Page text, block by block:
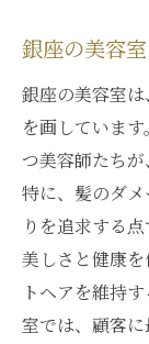
銀座の美容
銀座の美容室
を画していま
つ美容師たちが
特に、髪のダ
りを追求する
美しさと健康
トヘアを維持
室では、顧客